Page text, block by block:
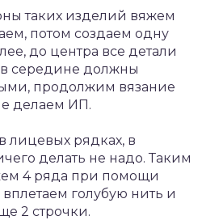
таких изделий вяжем
потом создаем одну
до центра все детали
середине должны
продолжим вязание
делаем ИП.
лицевых рядках, в
делать не надо. Таким
4 ряда при помощи
голубую нить и
2 строчки.